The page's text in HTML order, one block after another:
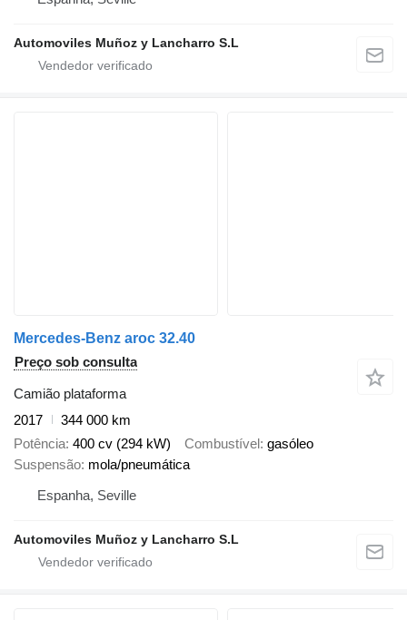
Automoviles Muñoz y Lancharro S.L
Mercedes-Benz aroc 32.40
Preço sob consulta
Camião plataforma
2017
344 000 km
Potência 400 cv (294 kW) Combustível
gasóleo
Suspensão mola/pneumática
Espanha, Seville
Automoviles Muñoz y Lancharro S.L